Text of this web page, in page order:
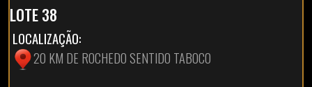
LOTE 38
LOCALIZAÇÃO:
20 KM DE ROCHEDO SENTIDO TABOCO